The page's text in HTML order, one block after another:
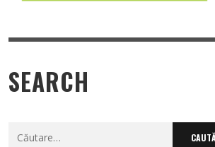
SEARCH
Caută